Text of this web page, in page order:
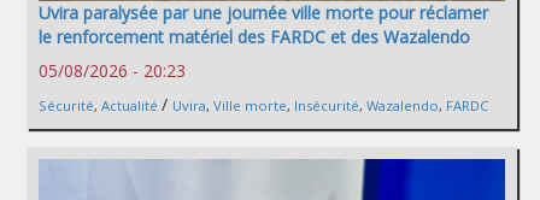
Uvira paralysée par une journée ville morte pour réclamer
le renforcement matériel des FARDC et des Wazalendo
05/08/2026 - 20:23
Sécurité, Actualité / Uvira, Ville morte, Insécurité, Wazalendo, FARDC